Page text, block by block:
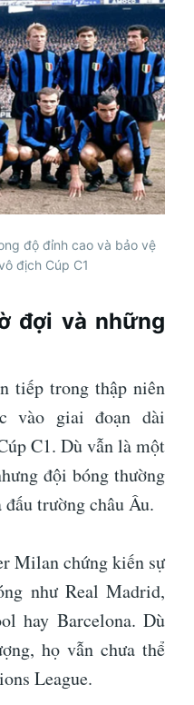
độ đỉnh cao và bảo vệ
địch Cúp C1
đợi và những
tiếp trong thập niên
vào giai đoạn dài
C1. Dù vẫn là một
đội bóng thường
trường châu Âu.
Milan chứng kiến sự
như Real Madrid,
hay Barcelona. Dù
họ vẫn chưa thể
League.